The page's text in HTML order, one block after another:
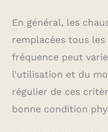
En général, les
remplacées tous les
fréquence peut
l’utilisation et du
régulier de ces
bonne condition